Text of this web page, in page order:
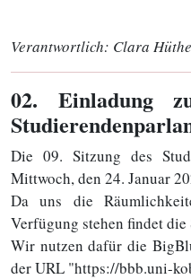
Verantwortlich: Clara
02. Einladung
Die 09. Sitzung des
Mittwoch, den 24. Januar
Da uns die
Verfügung stehen findet
Wir nutzen dafür die
der URL "https://bbb.uni-